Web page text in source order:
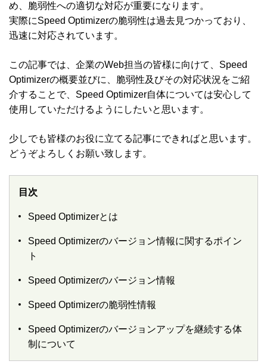
め、脆弱性への適切な対応が重要になります。
実際にSpeed Optimizerの脆弱性は過去見つかっており、
迅速に対応されています。
この記事では、企業のWeb担当の皆様に向けて、Speed
Optimizerの概要並びに、脆弱性及びその対応状況をご紹
介することで、Speed Optimizer自体については安心して
使用していただけるようにしたいと思います。
少しでも皆様のお役に立てる記事にできればと思います。
どうぞよろしくお願い致します。
目次
Speed Optimizerとは
Speed Optimizerのバージョン情報に関するポイン
ト
Speed Optimizerのバージョン情報
Speed Optimizerの脆弱性情報
Speed Optimizerのバージョンアップを継続する体
制について